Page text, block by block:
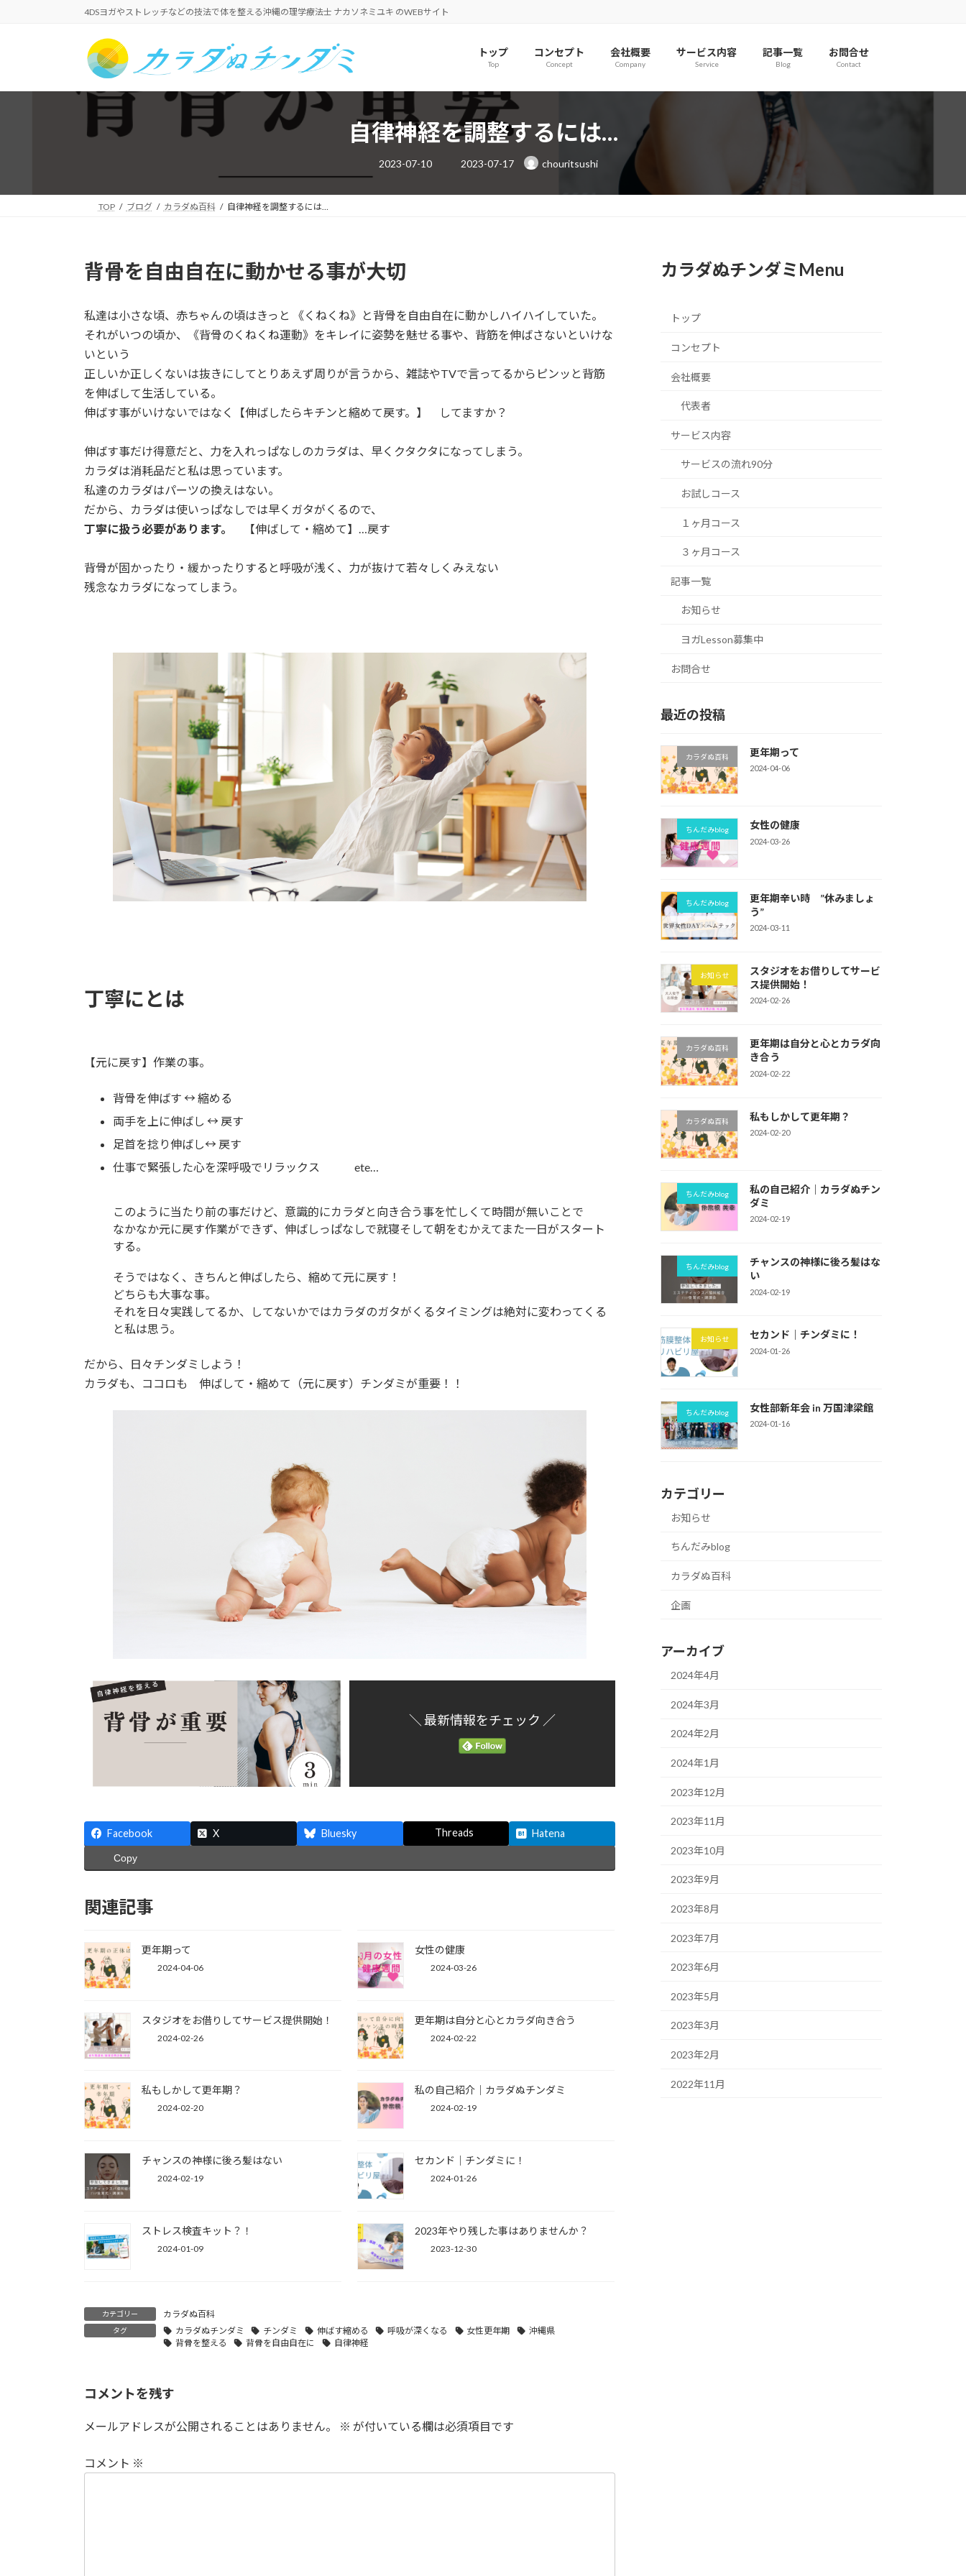
へ
ョ
4DSヨガやストレッチなどの技法で体を整える沖縄の理学療法士 ナカソネミユキ のWEBサイト
トップ
Top
コンセプト
Concept
会社概要
Company
サービス内容
Service
記事一覧
Blog
お問合せ
Contact
自律神経を調整するには…
2023-07-10
最
終
日
2023-07-17 chouritsushi
TOP ブログ カラダぬ百科 自律神経を調整するには…
背骨を自由自在に動かせる事が大切
私達は小さな頃、赤ちゃんの頃はきっと 《くねくね》と背骨を自由自在に動かしハイハイしていた。
それがいつの頃か、《背骨のくねくね運動》をキレイに姿勢を魅せる事や、背筋を伸ばさないといけな
いという
正しいか正しくないは抜きにしてとりあえず周りが言うから、雑誌やTVで言ってるからピンッと背筋
を伸ばして生活している。
伸ばす事がいけないではなく【伸ばしたらキチンと縮めて戻す。】 してますか？
伸ばす事だけ得意だと、力を入れっぱなしのカラダは、早くクタクタになってしまう。
カラダは消耗品だと私は思っています。
私達のカラダはパーツの換えはない。
だから、カラダは使いっぱなしでは早くガタがくるので、
丁寧に扱う必要があります。
【伸ばして・縮めて】…戻す
背骨が固かったり・緩かったりすると呼吸が浅く、力が抜けて若々しくみえない
残念なカラダになってしまう。
丁寧にとは
【元に戻す】作業の事。
背骨を伸ばす ↔ 縮める
両手を上に伸ばし ↔ 戻す
足首を捻り伸ばし↔ 戻す
仕事で緊張した心を深呼吸でリラックス ete…
このように当たり前の事だけど、意識的にカラダと向き合う事を忙しくて時間が無いことで
なかなか元に戻す作業ができず、伸ばしっぱなしで就寝そして朝をむかえてまた一日がスタート
する。
そうではなく、きちんと伸ばしたら、縮めて元に戻す！
どちらも大事な事。
それを日々実践してるか、してないかではカラダのガタがくるタイミングは絶対に変わってくる
と私は思う。
だから、日々チンダミしよう！
カラダも、ココロも 伸ばして・縮めて（元に戻す）チンダミが重要！！
＼ 最新情報をチェック ／
Facebook X Bluesky Threads Hatena
Copy
関連記事
更年期って
2024-04-06
女性の健康
2024-03-26
スタジオをお借りしてサービス提供開始！
2024-02-26
更年期は自分と心とカラダ向き合う
2024-02-22
私もしかして更年期？
2024-02-20
私の自己紹介｜カラダぬチンダミ
2024-02-19
チャンスの神様に後ろ髪はない
2024-02-19
セカンド｜チンダミに！
2024-01-26
ストレス検査キット？！
2024-01-09
2023年やり残した事はありませんか？
2023-12-30
カテゴリー カラダぬ百科
タグ カラダぬチンダミ チンダミ 伸ばす縮める 呼吸が深くなる 女性更年期
沖縄県
背骨を整える
背骨を自由自在に 自律神経
コメントを残す
メールアドレスが公開されることはありません。 ※ が付いている欄は必須項目です
コメント ※
カラダぬチンダミMenu
トップ
コンセプト
会社概要
代表者
サービス内容
サービスの流れ90分
お試しコース
１ヶ月コース
３ヶ月コース
記事一覧
お知らせ
ヨガLesson募集中
お問合せ
最近の投稿
カラダぬ百科 更年期って
2024-04-06
ちんだみblog 女性の健康
2024-03-26
ちんだみblog
更年期辛い時 ”休みましょ
う”
2024-03-11
お知らせ
スタジオをお借りしてサービ
ス提供開始！
2024-02-26
カラダぬ百科
更年期は自分と心とカラダ向
き合う
2024-02-22
カラダぬ百科 私もしかして更年期？
2024-02-20
ちんだみblog
私の自己紹介｜カラダぬチン
ダミ
2024-02-19
ちんだみblog
チャンスの神様に後ろ髪はな
い
2024-02-19
お知らせ セカンド｜チンダミに！
2024-01-26
ちんだみblog 女性部新年会 in 万国津梁館
2024-01-16
カテゴリー
お知らせ
ちんだみblog
カラダぬ百科
企画
アーカイブ
2024年4月
2024年3月
2024年2月
2024年1月
2023年12月
2023年11月
2023年10月
2023年9月
2023年8月
2023年7月
2023年6月
2023年5月
2023年3月
2023年2月
2022年11月